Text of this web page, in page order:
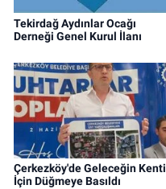
Tekirdağ Aydınlar Ocağı
Derneği Genel Kurul İlanı
Çerkezköy'de Geleceğin Kenti
İçin Düğmeye Basıldı